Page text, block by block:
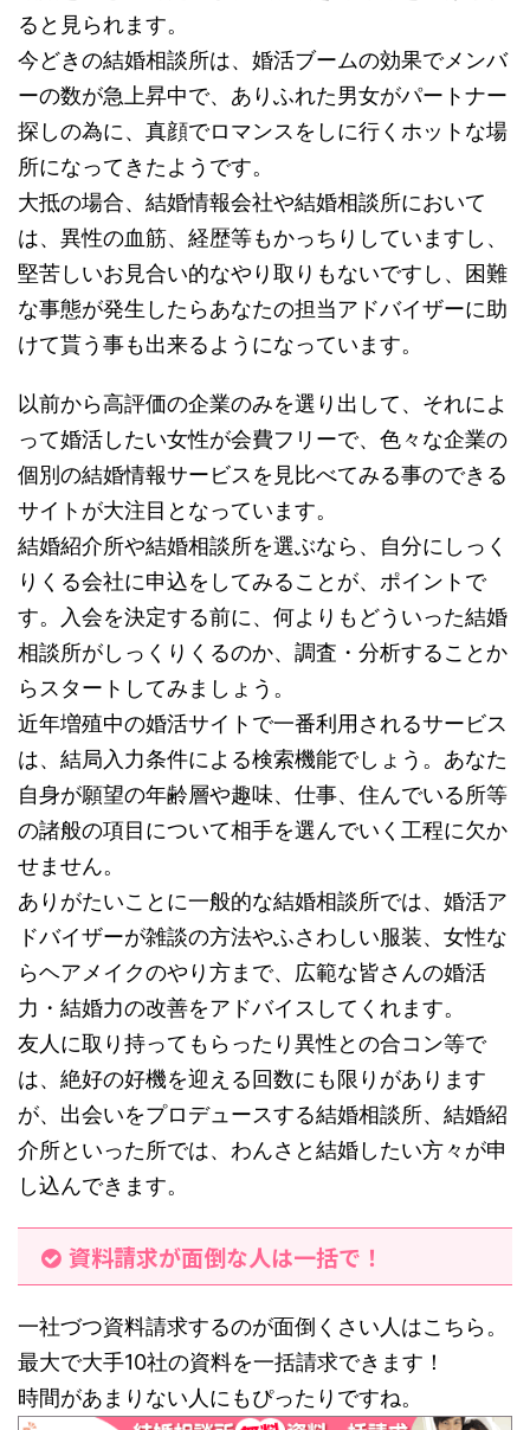
ると見られます。
今どきの結婚相談所は、婚活ブームの効果でメンバ
ーの数が急上昇中で、ありふれた男女がパートナー
探しの為に、真顔でロマンスをしに行くホットな場
所になってきたようです。
大抵の場合、結婚情報会社や結婚相談所において
は、異性の血筋、経歴等もかっちりしていますし、
堅苦しいお見合い的なやり取りもないですし、困難
な事態が発生したらあなたの担当アドバイザーに助
けて貰う事も出来るようになっています。
以前から高評価の企業のみを選り出して、それによ
って婚活したい女性が会費フリーで、色々な企業の
個別の結婚情報サービスを見比べてみる事のできる
サイトが大注目となっています。
結婚紹介所や結婚相談所を選ぶなら、自分にしっく
りくる会社に申込をしてみることが、ポイントで
す。入会を決定する前に、何よりもどういった結婚
相談所がしっくりくるのか、調査・分析することか
らスタートしてみましょう。
近年増殖中の婚活サイトで一番利用されるサービス
は、結局入力条件による検索機能でしょう。あなた
自身が願望の年齢層や趣味、仕事、住んでいる所等
の諸般の項目について相手を選んでいく工程に欠か
せません。
ありがたいことに一般的な結婚相談所では、婚活ア
ドバイザーが雑談の方法やふさわしい服装、女性な
らヘアメイクのやり方まで、広範な皆さんの婚活
力・結婚力の改善をアドバイスしてくれます。
友人に取り持ってもらったり異性との合コン等で
は、絶好の好機を迎える回数にも限りがあります
が、出会いをプロデュースする結婚相談所、結婚紹
介所といった所では、わんさと結婚したい方々が申
し込んできます。
資料請求が面倒な人は一括で！
一社づつ資料請求するのが面倒くさい人はこちら。
最大で大手10社の資料を一括請求できます！
時間があまりない人にもぴったりですね。